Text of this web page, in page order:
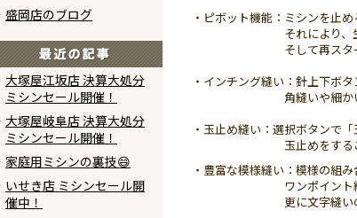
・ピボット機能：ミシンを止め
それにより、生地の方
そして再スタートすると
・インチング縫い：針上下ボタ
角縫いや細かいとこ
・玉止め縫い：選択ボタンで
玉止めをすることが
・豊富な模様縫い：模様の組み
ワンポイント縫いな
更に文字縫いの機能が搭
盛岡店のブログ
大塚屋江坂店 決算大処分
ミシンセール開催！
大塚屋岐阜店 決算大処分
ミシンセール開催！
家庭用ミシンの裏技😄
いせき店 ミシンセール開
催中！